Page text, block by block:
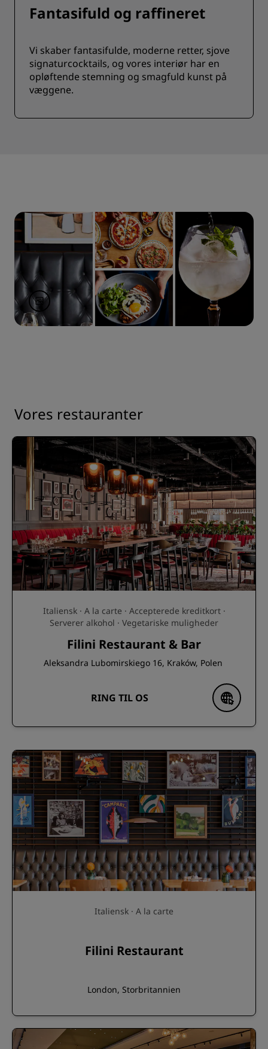
Fantasifuld og raffineret
Vi skaber fantasifulde, moderne retter, sjove
signaturcocktails, og vores interiør har en
opløftende stemning og smagfuld kunst på
væggene.
Vores restauranter
4.0
Italiensk · A la carte · Accepterede kreditkort ·
Serverer alkohol · Vegetariske muligheder
Filini Restaurant & Bar
Aleksandra Lubomirskiego 16, Kraków, Polen
RING TIL OS
Italiensk · A la carte
Filini Restaurant
London, Storbritannien